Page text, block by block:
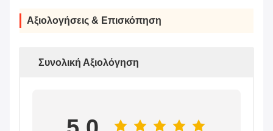
Αξιολογήσεις & Επισκόπηση
Συνολική Αξιολόγηση